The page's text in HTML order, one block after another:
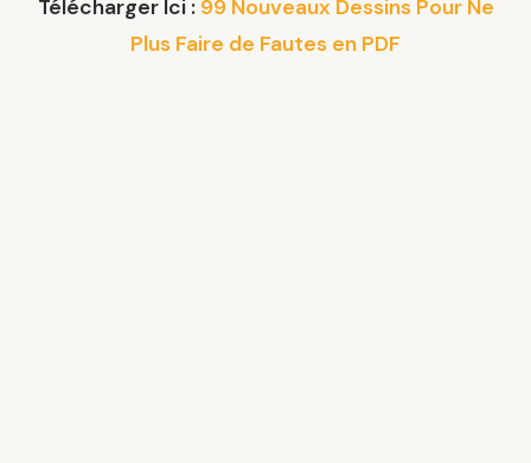
Télécharger Ici : 99 Nouveaux Dessins Pour Ne
Plus Faire de Fautes en PDF